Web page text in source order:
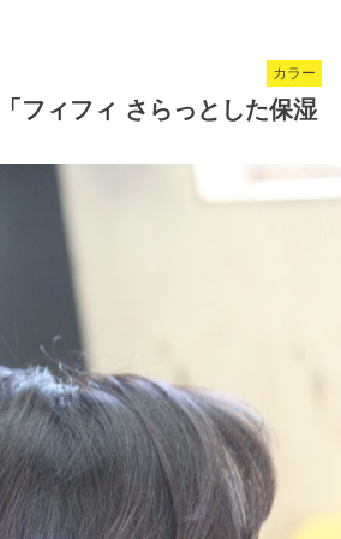
カラー
フィフィ さらっとした保湿